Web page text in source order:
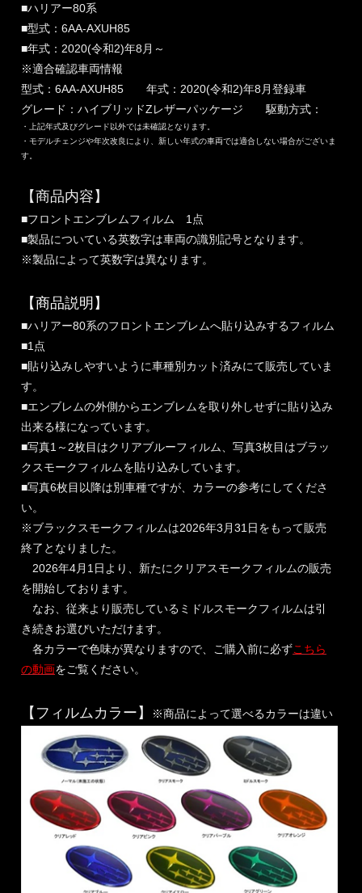
■ハリアー80系
■型式：6AA-AXUH85
■年式：2020(令和2)年8月～
※適合確認車両情報
型式：6AA-AXUH85 年式：2020(令和2)年8月登録車
グレード：ハイブリッドZレザーパッケージ 駆動方式：
・上記年式及びグレード以外では未確認となります。
・モデルチェンジや年次改良により、新しい年式の車両では適合しない場合がございま
す。
【商品内容】
■フロントエンブレムフィルム 1点
■製品についている英数字は車両の識別記号となります。
※製品によって英数字は異なります。
【商品説明】
■ハリアー80系のフロントエンブレムへ貼り込みするフィルム
■1点
■貼り込みしやすいように車種別カット済みにて販売していま
す。
■エンブレムの外側からエンブレムを取り外しせずに貼り込み
出来る様になっています。
■写真1～2枚目はクリアブルーフィルム、写真3枚目はブラッ
クスモークフィルムを貼り込みしています。
■写真6枚目以降は別車種ですが、カラーの参考にしてくださ
い。
※ブラックスモークフィルムは2026年3月31日をもって販売
終了となりました。
2026年4月1日より、新たにクリアスモークフィルムの販売
を開始しております。
なお、従来より販売しているミドルスモークフィルムは引
き続きお選びいただけます。
各カラーで色味が異なりますので、ご購入前に必ずこちら
の動画をご覧ください。
【フィルムカラー】 ※商品によって選べるカラーは違い